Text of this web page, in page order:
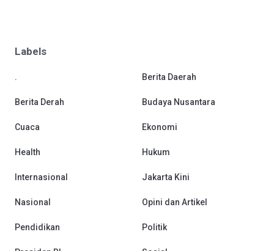
Labels
. Berita Daerah
Berita Derah Budaya Nusantara
Cuaca Ekonomi
Health Hukum
Internasional Jakarta Kini
Nasional Opini dan Artikel
Pendidikan Politik